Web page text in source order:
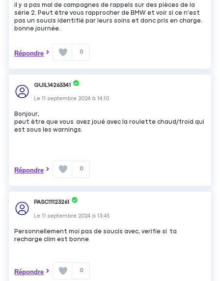
il y a pas mal de campagnes de rappels sur des pièces de la
série 2. Peut être vous rapprocher de BMW et voir si ce n'est
pas un soucis identifié par leurs soins et donc pris en charge.
bonne journée.
Répondre 0
GUIL14263341
Le11 septembre 2024 à14:10
Bonjour,
peut être que vous avez joué avec la roulette chaud/froid qui
est sous les warnings.
Répondre 0
PASC11123261
Le11 septembre 2024 à13:45
Personnellement moi pas de soucis avec, verifie si ta
recharge clim est bonne
Répondre 0